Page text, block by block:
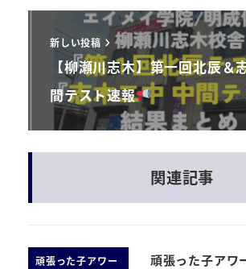
新しい投稿
【柳瀬川志木】第一回北辰＆
間テスト速報
関連記事
頑張った子アワー
頑張った子アワ